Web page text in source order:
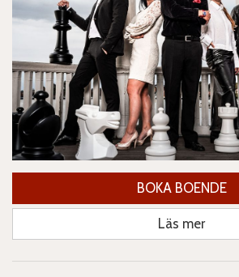
BOKA BOENDE
Läs mer